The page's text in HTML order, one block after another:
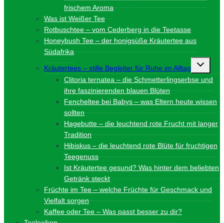
frischem Aroma
Was ist Weißer Tee
Rotbuschtee – vom Cederberg in die Teetasse
Honeybush Tee – der honigsüße Kräutertee aus
Südafrika
Kräutertees – stille Begleiter für Ruhe im Alltag
Clitoria ternatea – die Schmetterlingserbse und
ihre faszinierenden blauen Blüten
Fencheltee bei Babys – was Eltern heute wissen
sollten
Hagebutte – die leuchtend rote Frucht mit langer
Tradition
Hibiskus – die leuchtend rote Blüte für fruchtigen
Teegenuss
Ist Kräutertee gesund? Was hinter dem beliebten
Getränk steckt
Früchte im Tee – welche Früchte für Geschmack und
Vielfalt sorgen
Kaffee oder Tee – Was passt besser zu dir?